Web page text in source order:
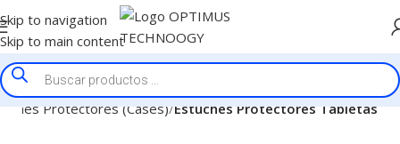
Skip to navigation
Skip to main content
Protectores (Cases) Estuches Protectores Tabletas